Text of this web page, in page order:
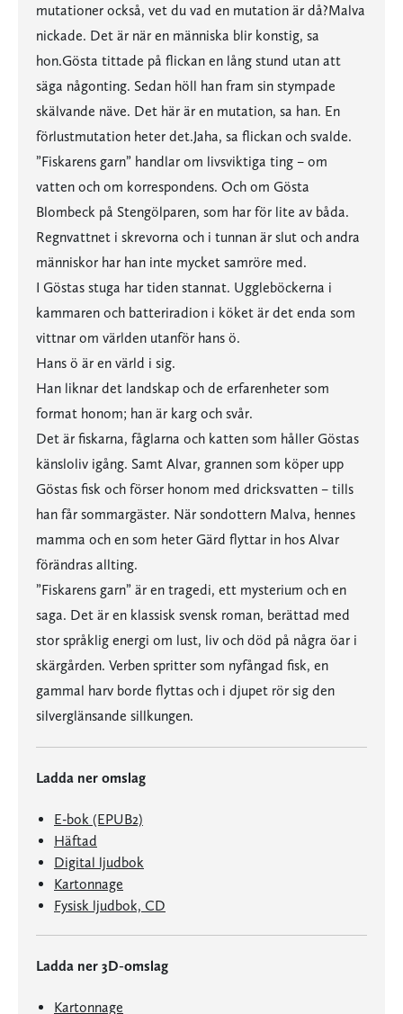
mutationer också, vet du vad en mutation är då?Malva
nickade. Det är när en människa blir konstig, sa
hon.Gösta tittade på flickan en lång stund utan att
säga någonting. Sedan höll han fram sin stympade
skälvande näve. Det här är en mutation, sa han. En
förlustmutation heter det.Jaha, sa flickan och svalde.
”Fiskarens garn” handlar om livsviktiga ting – om
vatten och om korrespondens. Och om Gösta
Blombeck på Stengölparen, som har för lite av båda.
Regnvattnet i skrevorna och i tunnan är slut och andra
människor har han inte mycket samröre med.
I Göstas stuga har tiden stannat. Uggleböckerna i
kammaren och batteriradion i köket är det enda som
vittnar om världen utanför hans ö.
Hans ö är en värld i sig.
Han liknar det landskap och de erfarenheter som
format honom; han är karg och svår.
Det är fiskarna, fåglarna och katten som håller Göstas
känsloliv igång. Samt Alvar, grannen som köper upp
Göstas fisk och förser honom med dricksvatten – tills
han får sommargäster. När sondottern Malva, hennes
mamma och en som heter Gärd flyttar in hos Alvar
förändras allting.
”Fiskarens garn” är en tragedi, ett mysterium och en
saga. Det är en klassisk svensk roman, berättad med
stor språklig energi om lust, liv och död på några öar i
skärgården. Verben spritter som nyfångad fisk, en
gammal harv borde flyttas och i djupet rör sig den
silverglänsande sillkungen.
Ladda ner omslag
E-bok (EPUB2)
Häftad
Digital ljudbok
Kartonnage
Fysisk ljudbok, CD
Ladda ner 3D-omslag
Kartonnage